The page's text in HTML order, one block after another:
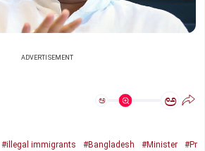
ADVERTISEMENT
ಅ ಅ
#illegal immigrants #Bangladesh #Minister
#Pr